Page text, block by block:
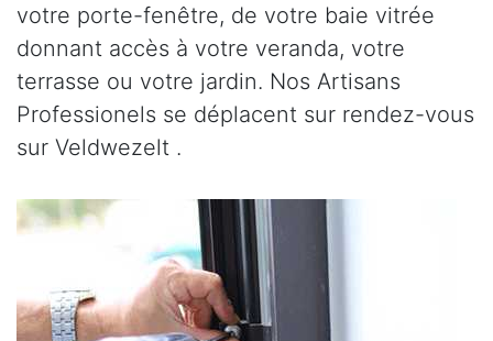
votre porte-fenêtre, de votre baie vitrée
donnant accès à votre veranda, votre
terrasse ou votre jardin. Nos Artisans
Professionels se déplacent sur rendez-vous
sur Veldwezelt .